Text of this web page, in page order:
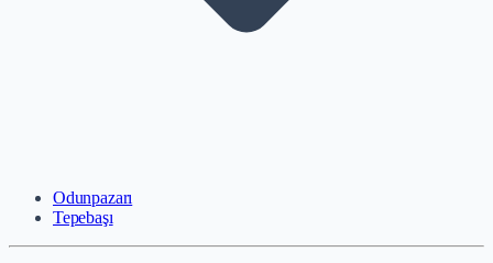
Odunpazarı
Tepebaşı